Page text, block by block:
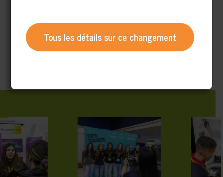
Tous les détails sur ce changement